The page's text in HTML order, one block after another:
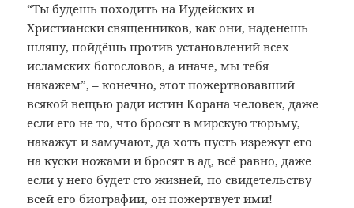
“Ты будешь походить на Иудейских и
Христиански священников, как они, наденешь
шляпу, пойдёшь против установлений всех
исламских богословов, а иначе, мы тебя
накажем”, – конечно, этот пожертвовавший
всякой вещью ради истин Корана человек, даже
если его не то, что бросят в мирскую тюрьму,
накажут и замучают, да хоть пусть изрежут его
на куски ножами и бросят в ад, всё равно, даже
если у него будет сто жизней, по свидетельству
всей его биографии, он пожертвует ими!